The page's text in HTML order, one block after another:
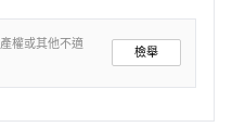
權或其他不適
檢舉